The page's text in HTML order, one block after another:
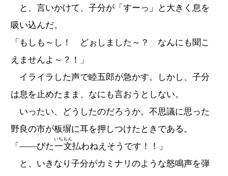
と、言いかけて、子分が「すーっ」と大きく息を
吸い込んだ。
「もしも～し！ どぉしました～？ なんにも聞こ
えませんよ～？！」
イライラした声で睦五郎が急かす。しかし、子分
は息を止めたまま、なにも言おうとしない。
いったい、どうしたのだろうか。不思議に思った
野良の市が板塀に耳を押しつけたときである。
「――びた一文
いちもん
払わねえそうです！！」
と、いきなり子分がカミナリのような怒鳴声を弾